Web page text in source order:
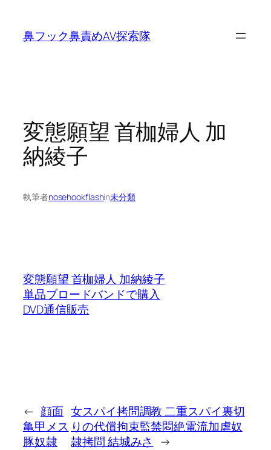
鼻フック鼻責めAV探索隊
変態願望 首枷婦人 加
納綾子
執筆者nosehookflashin未分類
変態願望 首枷婦人 加納綾子
単品ブロードバンドで購入
DVD通信販売
← 顔面
亀甲メス
豚奴隷
女スパイ拷問調教 二重スパイ裏切
りの代償拘束監禁悶絶電流加虐奴
隷拷問 結城みさ
→